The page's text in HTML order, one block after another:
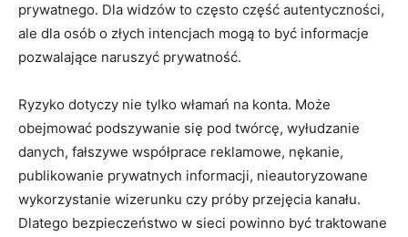
prywatnego. Dla widzów to często część autentyczności,
ale dla osób o złych intencjach mogą to być informacje
pozwalające naruszyć prywatność.
Ryzyko dotyczy nie tylko włamań na konta. Może
obejmować podszywanie się pod twórcę, wyłudzanie
danych, fałszywe współprace reklamowe, nękanie,
publikowanie prywatnych informacji, nieautoryzowane
wykorzystanie wizerunku czy próby przejęcia kanału.
Dlatego bezpieczeństwo w sieci powinno być traktowane